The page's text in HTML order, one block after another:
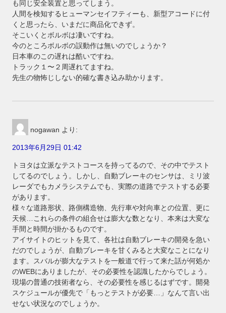
も同じ安全装置と思ってしまう。
人間を検知するヒューマンセイフティーも、新型アコードに付
くと思ったら、いまだに商品化できず。
そこいくとボルボは凄いですね。
今のところボルボの誤動作は無いのでしょうか？
日本車のこの遅れは酷いですね。
トラック１〜２周遅れてますね。
先生の物怖じしない的確な書き込み助かります。
nogawan より:
2013年6月29日 01:42
トヨタは立派なテストコースを持ってるので、その中でテスト
してるのでしょう。しかし、自動ブレーキのセンサは、ミリ波
レーダでもカメラシステムでも、実際の道路でテストする必要
があります。
様々な道路形状、路側構造物、先行車や対向車との位置、更に
天候…これらの条件の組合せは膨大な数となり、本来は大変な
手間と時間が掛かるものです。
アイサイトのヒットを見て、各社は自動ブレーキの開発を急い
だのでしょうが、自動ブレーキを甘くみると大変なことになり
ます。スバルが膨大なテストを一般道で行って来た話が何処か
のWEBにありましたが、その必要性を認識したからでしょう。
現場の普通の技術者なら、その必要性を感じるはずです。開発
スケジュールが優先で「もっとテストが必要…」なんて言い出
せない状況なのでしょうか。